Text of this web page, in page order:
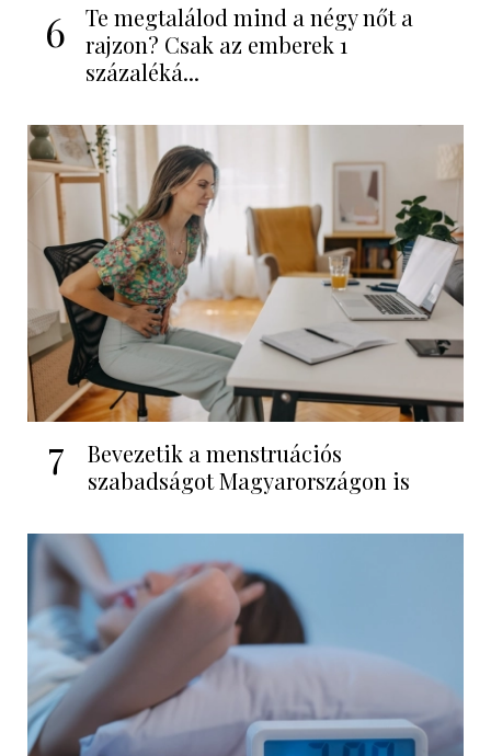
6
Te megtalálod mind a négy nőt a
rajzon? Csak az emberek 1
százaléká...
7
Bevezetik a menstruációs
szabadságot Magyarországon is